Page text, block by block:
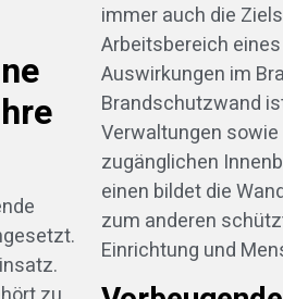
immer auch die
Arbeitsbereich
Auswirkungen im
Brandschutzwand
Verwaltungen
zugänglichen
einen bildet die
zum anderen
Einrichtung und